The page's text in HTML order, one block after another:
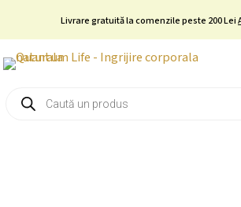
content
Livrare gratuită la comenzile peste 200 Lei
search